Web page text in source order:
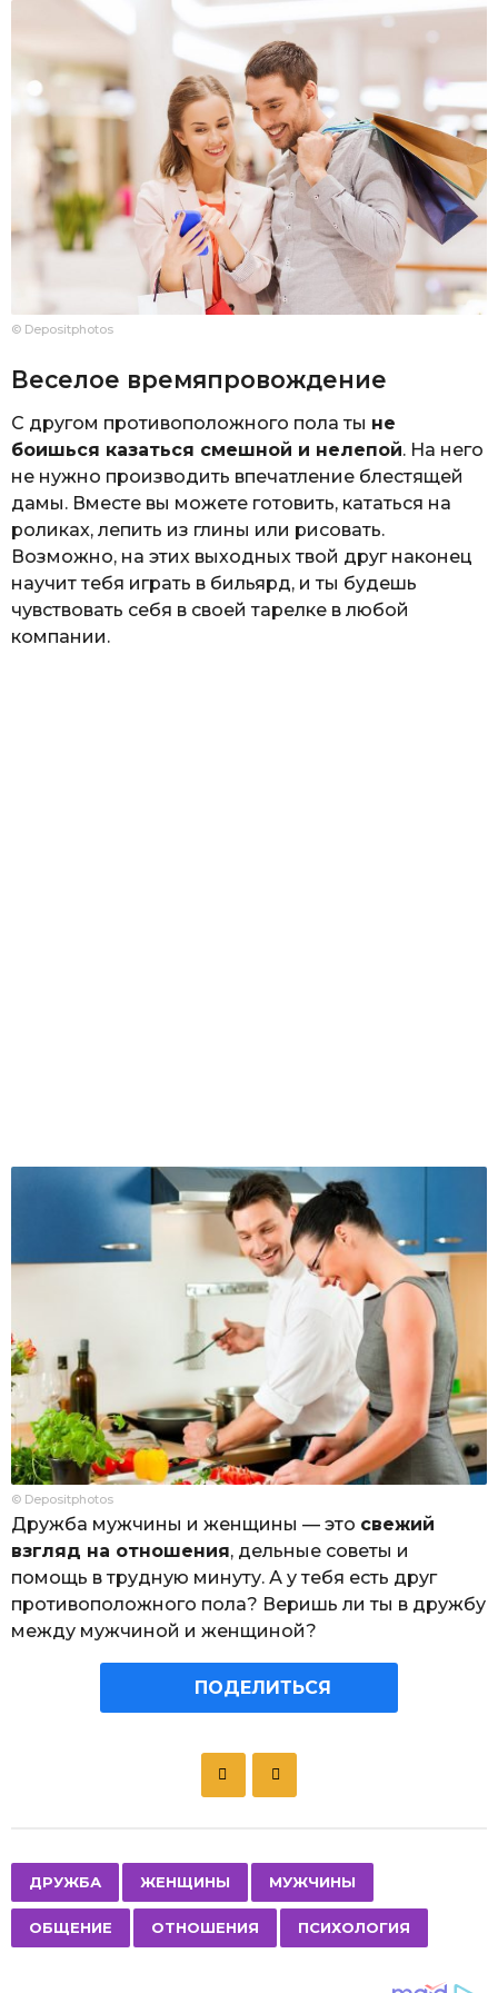
© Depositphotos
Веселое времяпровождение
С другом противоположного пола ты не
боишься казаться смешной и нелепой. На него
не нужно производить впечатление блестящей
дамы. Вместе вы можете готовить, кататься на
роликах, лепить из глины или рисовать.
Возможно, на этих выходных твой друг наконец
научит тебя играть в бильярд, и ты будешь
чувствовать себя в своей тарелке в любой
компании.
© Depositphotos
Дружба мужчины и женщины — это свежий
взгляд на отношения, дельные советы и
помощь в трудную минуту. А у тебя есть друг
противоположного пола? Веришь ли ты в дружбу
между мужчиной и женщиной?
ПОДЕЛИТЬСЯ
a
g
ДРУЖБА ЖЕНЩИНЫ МУЖЧИНЫ
ОБЩЕНИЕ ОТНОШЕНИЯ ПСИХОЛОГИЯ